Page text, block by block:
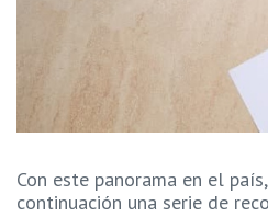
Con este panorama en el
continuación una serie de